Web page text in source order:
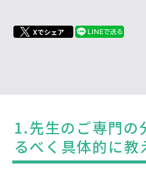
Xでシェア
1.先生のご専門の
るべく具体的に教